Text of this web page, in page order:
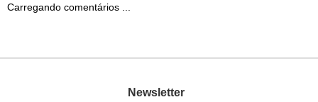
Carregando comentários ...
Newsletter